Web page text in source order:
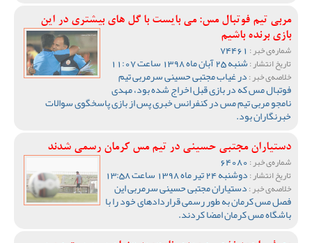
مربی تیم فوتبال مس: می بایست با گل های بیشتری در این
بازی برنده باشیم
شماره‌ی خبر :
تاریخ انتشار :شنبه 25 آبان ماه 1398 ساعت 11:07
خلاصه‌ی خبر :در غیاب مجتبی حسینی سرمربی تیم
فوتبال مس که در بازی قبل اخراج شده بود، مهدی
نامجو مربی تیم مس در کنفرانس خبری پس از بازی پاسخگوی سوالات
خبرنگاران بود.
دستیاران مجتبی حسینی در تیم مس کرمان رسمی شدند
شماره‌ی خبر :
تاریخ انتشار :دوشنبه 24 تیر ماه 1398 ساعت 13:58
خلاصه‌ی خبر :دستیاران مجتبی حسینی سرمربی این
فصل مس کرمان به طور رسمی قراردادهای خود را با
باشگاه مس کرمان امضا کردند.